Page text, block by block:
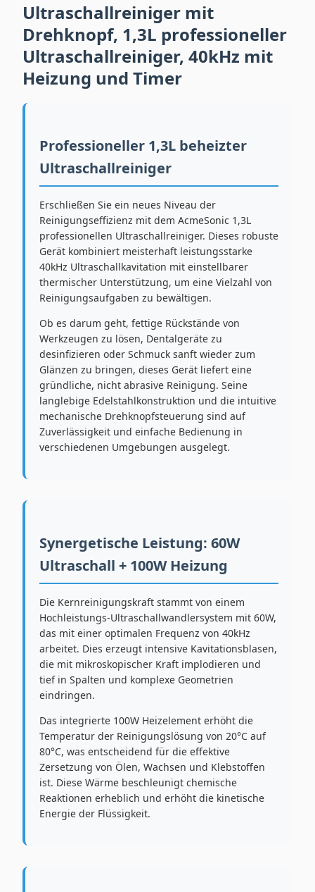
Ultraschallreiniger mit
Drehknopf, 1,3L professioneller
Ultraschallreiniger, 40kHz mit
Heizung und Timer
Professioneller 1,3L beheizter
Ultraschallreiniger
Erschließen Sie ein neues Niveau der
Reinigungseffizienz mit dem AcmeSonic 1,3L
professionellen Ultraschallreiniger. Dieses robuste
Gerät kombiniert meisterhaft leistungsstarke
40kHz Ultraschallkavitation mit einstellbarer
thermischer Unterstützung, um eine Vielzahl von
Reinigungsaufgaben zu bewältigen.
Ob es darum geht, fettige Rückstände von
Werkzeugen zu lösen, Dentalgeräte zu
desinfizieren oder Schmuck sanft wieder zum
Glänzen zu bringen, dieses Gerät liefert eine
gründliche, nicht abrasive Reinigung. Seine
langlebige Edelstahlkonstruktion und die intuitive
mechanische Drehknopfsteuerung sind auf
Zuverlässigkeit und einfache Bedienung in
verschiedenen Umgebungen ausgelegt.
Synergetische Leistung: 60W
Ultraschall + 100W Heizung
Die Kernreinigungskraft stammt von einem
Hochleistungs-Ultraschallwandlersystem mit 60W,
das mit einer optimalen Frequenz von 40kHz
arbeitet. Dies erzeugt intensive Kavitationsblasen,
die mit mikroskopischer Kraft implodieren und
tief in Spalten und komplexe Geometrien
eindringen.
Das integrierte 100W Heizelement erhöht die
Temperatur der Reinigungslösung von 20°C auf
80°C, was entscheidend für die effektive
Zersetzung von Ölen, Wachsen und Klebstoffen
ist. Diese Wärme beschleunigt chemische
Reaktionen erheblich und erhöht die kinetische
Energie der Flüssigkeit.